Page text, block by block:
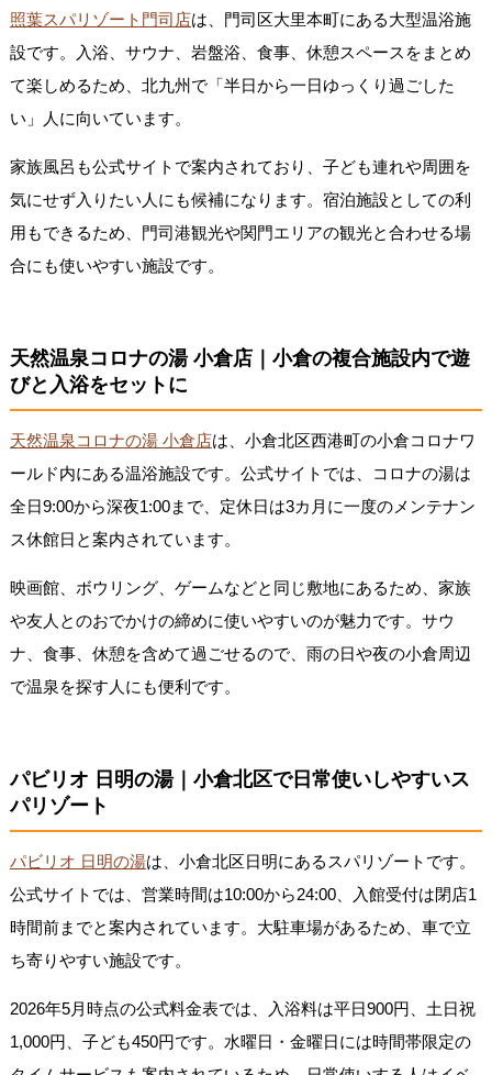
照葉スパリゾート門司店は、門司区大里本町にある大型温浴施
設です。入浴、サウナ、岩盤浴、食事、休憩スペースをまとめ
て楽しめるため、北九州で「半日から一日ゆっくり過ごした
い」人に向いています。
家族風呂も公式サイトで案内されており、子ども連れや周囲を
気にせず入りたい人にも候補になります。宿泊施設としての利
用もできるため、門司港観光や関門エリアの観光と合わせる場
合にも使いやすい施設です。
天然温泉コロナの湯 小倉店｜小倉の複合施設内で遊
びと入浴をセットに
天然温泉コロナの湯 小倉店は、小倉北区西港町の小倉コロナワ
ールド内にある温浴施設です。公式サイトでは、コロナの湯は
全日9:00から深夜1:00まで、定休日は3カ月に一度のメンテナン
ス休館日と案内されています。
映画館、ボウリング、ゲームなどと同じ敷地にあるため、家族
や友人とのおでかけの締めに使いやすいのが魅力です。サウ
ナ、食事、休憩を含めて過ごせるので、雨の日や夜の小倉周辺
で温泉を探す人にも便利です。
パビリオ 日明の湯｜小倉北区で日常使いしやすいス
パリゾート
パビリオ 日明の湯は、小倉北区日明にあるスパリゾートです。
公式サイトでは、営業時間は10:00から24:00、入館受付は閉店1
時間前までと案内されています。大駐車場があるため、車で立
ち寄りやすい施設です。
2026年5月時点の公式料金表では、入浴料は平日900円、土日祝
1,000円、子ども450円です。水曜日・金曜日には時間帯限定の